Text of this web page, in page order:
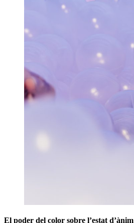
El poder del color sobre l’estat d’ànim